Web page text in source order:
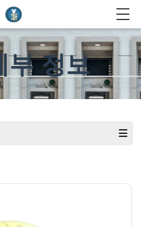
부 정보